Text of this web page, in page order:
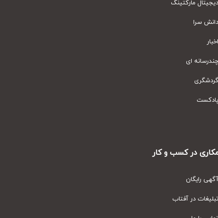
مارکتینگ
سرا
ای
در کسب و کار
رایگان
در آفتاب